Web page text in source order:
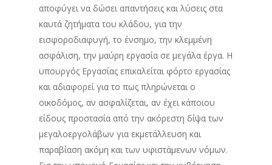
αποφύγει να δώσει απαντήσεις και λύσεις στα
καυτά ζητήματα του κλάδου, για την
εισφοροδιαφυγή, το ένσημο, την κλεμμένη
ασφάλιση, την μαύρη εργασία σε μεγάλα έργα. Η
υπουργός Εργασίας επικαλείται φόρτο εργασίας
και αδιαφορεί για το πως πληρώνεται ο
οικοδόμος, αν ασφαλίζεται, αν έχει κάποιου
είδους προστασία από την ακόρεστη δίψα των
μεγαλοεργολάβων για εκμετάλλευση και
παραβίαση ακόμη και των υφιστάμενων νόμων.